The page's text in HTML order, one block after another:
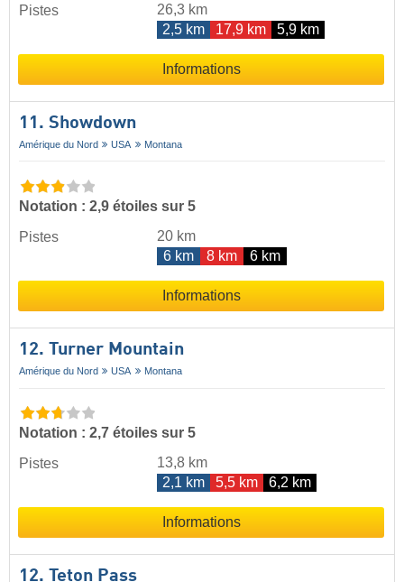
Pistes
26,3 km
2,5 km
17,9 km 5,9 km
Informations
11. Showdown
Amérique du Nord USA Montana
Notation : 2,9 étoiles sur 5
Pistes
20 km
6 km
8 km 6 km
Informations
12. Turner Mountain
Amérique du Nord USA Montana
Notation : 2,7 étoiles sur 5
Pistes
13,8 km
2,1 km
5,5 km 6,2 km
Informations
12. Teton Pass